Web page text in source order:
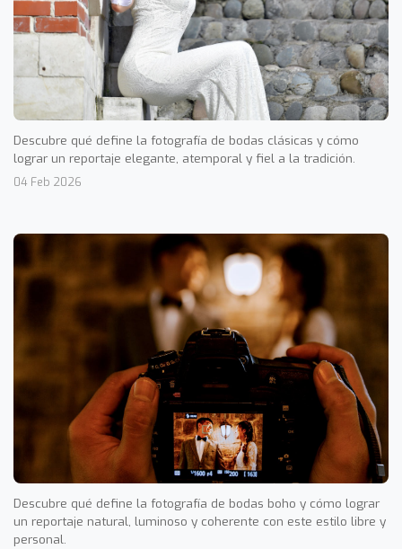
Descubre qué define la fotografía de bodas clásicas y cómo
lograr un reportaje elegante, atemporal y fiel a la tradición.
04 Feb 2026
Descubre qué define la fotografía de bodas boho y cómo lograr
un reportaje natural, luminoso y coherente con este estilo libre y
personal.